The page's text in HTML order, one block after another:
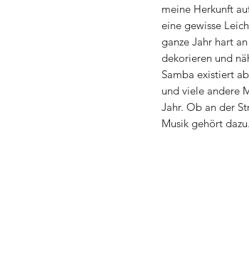
meine Herkunft
eine gewisse
ganze Jahr hart
dekorieren und
Samba existiert
und viele andere
Jahr. Ob an der
Musik gehört dazu.